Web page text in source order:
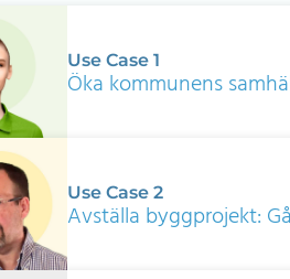
Use Case 1
Öka kommunens
Use Case 2
Avställa byggprojekt: